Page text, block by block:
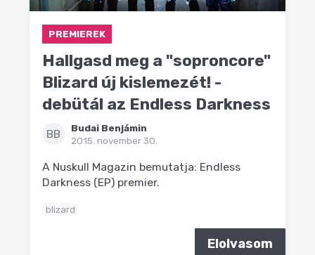
BLOG
PREMIEREK
Hallgasd meg a "soproncore"
Blizard új kislemezét! -
debütál az Endless Darkness
BB
Budai Benjámin
2015. november 30.
A Nuskull Magazin bemutatja: Endless
Darkness (EP) premier.
blizard
Elolvasom